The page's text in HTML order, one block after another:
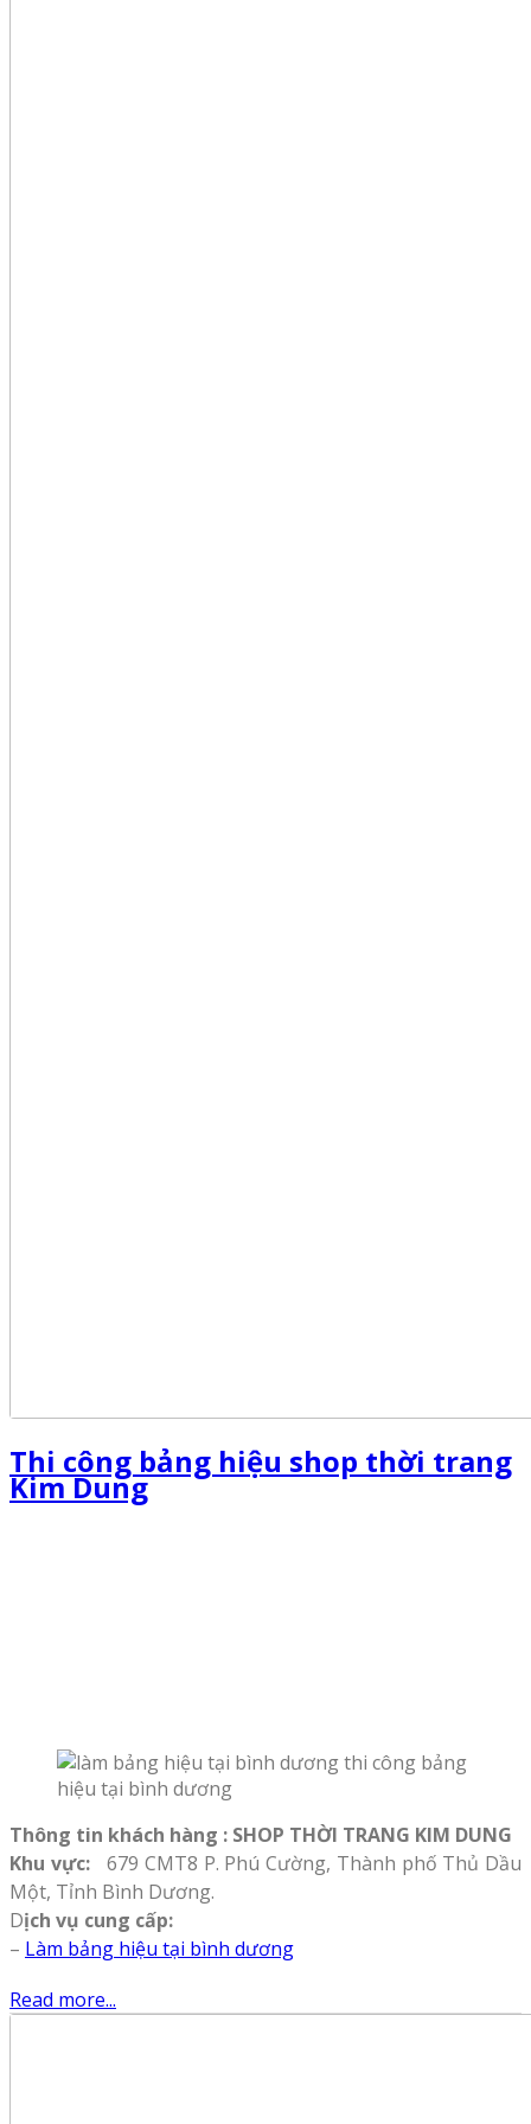
Thi công bảng hiệu shop thời trang
Kim Dung
Thông tin khách hàng : SHOP THỜI TRANG KIM DUNG
Khu vực:
679 CMT8 P. Phú Cường, Thành phố Thủ Dầu
Một, Tỉnh Bình Dương.
Dịch vụ cung cấp:
– Làm bảng hiệu tại bình dương
Read more...